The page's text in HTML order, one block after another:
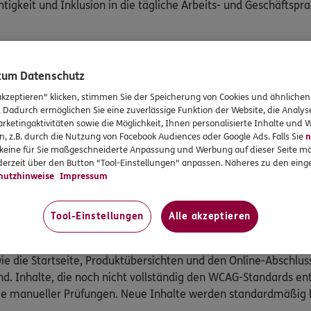
und Inklusion in die tägliche Arbeits- und
Formen von Einschränkungen haben, um
und Services gut nutzen können. Deshalb wird
verwendet ERGO auf den Websites und mobilen
umfasst. Mithilfe der Software können Nutzer
Anforderungen für Designer und Entwickler, um die
Stufe AA und Stufe AAA. Die ERGO Websites und
die Startseite, Produktübersichten und den Online-
Inhalte, die noch nicht vollständig den WCAG-Standards
manueller Prüfungen. Neue Inhalte werden
Datenschutz
klicken, stimmen Sie der Speicherung von Cookies und
ermöglichen Sie eine zuverlässige Funktion der Website, die
sowie die Möglichkeit, Ihnen personalisierte Inhalte und
z.B. durch die Nutzung von Facebook Audiences oder Google Ads. Falls Sie
für Sie maßgeschneiderte Anpassung und Werbung auf dieser Seite
über den Button "Tool-Einstellungen" anpassen. Näheres zu den
Impressum
Tool-Einstellungen Alle akzeptieren